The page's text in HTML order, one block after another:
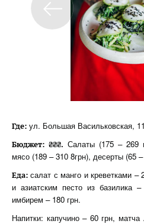
Где: ул. Большая Васильковская,
Бюджет: ₴₴₴. Салаты (175 – 269
мясо (189 – 310 8грн), десерты (65 –
Еда: салат с манго и креветками –
и азиатским песто из базилика
имбирем – 180 грн.
Напитки: капучино – 60 грн,